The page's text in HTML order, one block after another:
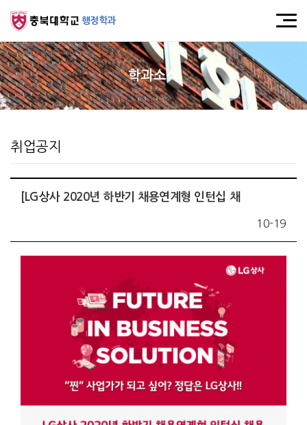
행정학과
학과소식
취업공지
[LG상사 2020년 하반기 채용연계형 인턴십 채
10-19